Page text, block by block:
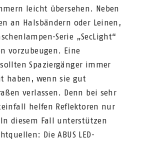
leicht übersehen. Neben
an Halsbändern oder Leinen,
Serie „SecLight“
vorzubeugen. Eine
Spaziergänger immer
haben, wenn sie gut
verlassen. Denn bei sehr
helfen Reflektoren nur
diesem Fall unterstützen
Die ABUS LED-